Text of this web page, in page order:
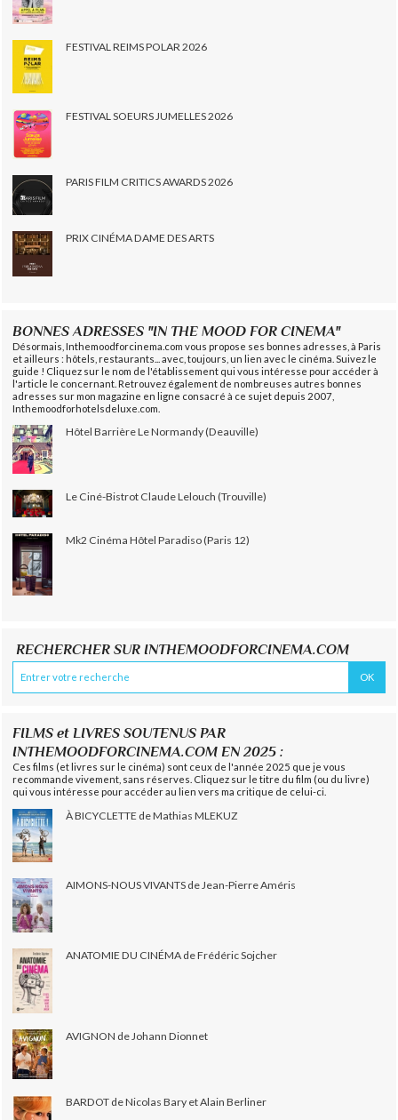
FESTIVAL REIMS POLAR 2026
FESTIVAL SOEURS JUMELLES 2026
PARIS FILM CRITICS AWARDS 2026
PRIX CINÉMA DAME DES ARTS
BONNES ADRESSES "IN THE MOOD FOR CINEMA"
Désormais, Inthemoodforcinema.com vous propose ses bonnes adresses, à Paris
et ailleurs : hôtels, restaurants... avec, toujours, un lien avec le cinéma. Suivez le
guide ! Cliquez sur le nom de l'établissement qui vous intéresse pour accéder à
l'article le concernant. Retrouvez également de nombreuses autres bonnes
adresses sur mon magazine en ligne consacré à ce sujet depuis 2007,
Inthemoodforhotelsdeluxe.com.
Hôtel Barrière Le Normandy (Deauville)
Le Ciné-Bistrot Claude Lelouch (Trouville)
Mk2 Cinéma Hôtel Paradiso (Paris 12)
RECHERCHER SUR INTHEMOODFORCINEMA.COM
FILMS et LIVRES SOUTENUS PAR
INTHEMOODFORCINEMA.COM EN 2025 :
Ces films (et livres sur le cinéma) sont ceux de l'année 2025 que je vous
recommande vivement, sans réserves. Cliquez sur le titre du film (ou du livre)
qui vous intéresse pour accéder au lien vers ma critique de celui-ci.
À BICYCLETTE de Mathias MLEKUZ
AIMONS-NOUS VIVANTS de Jean-Pierre Améris
ANATOMIE DU CINÉMA de Frédéric Sojcher
AVIGNON de Johann Dionnet
BARDOT de Nicolas Bary et Alain Berliner